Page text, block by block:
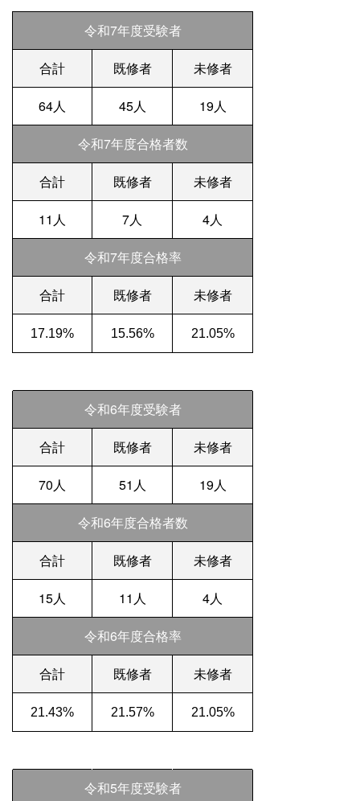
令和7年度受験者
合計 既修者 未修者
64人 45人 19人
令和7年度合格者数
合計 既修者 未修者
11人 7人 4人
令和7年度合格率
合計 既修者 未修者
17.19% 15.56% 21.05%
令和6年度受験者
合計 既修者 未修者
70人 51人 19人
令和6年度合格者数
合計 既修者 未修者
15人 11人 4人
令和6年度合格率
合計 既修者 未修者
21.43% 21.57% 21.05%
令和5年度受験者